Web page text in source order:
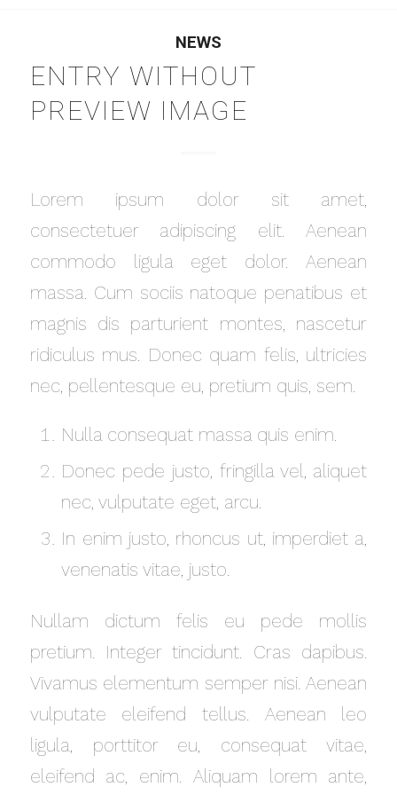
NEWS
ENTRY WITHOUT
PREVIEW IMAGE
Lorem ipsum dolor sit amet,
consectetuer adipiscing elit. Aenean
commodo ligula eget dolor. Aenean
massa. Cum sociis natoque penatibus et
magnis dis parturient montes, nascetur
ridiculus mus. Donec quam felis, ultricies
nec, pellentesque eu, pretium quis, sem.
Nulla consequat massa quis enim.
Donec pede justo, fringilla vel, aliquet
nec, vulputate eget, arcu.
In enim justo, rhoncus ut, imperdiet a,
venenatis vitae, justo.
Nullam dictum felis eu pede mollis
pretium. Integer tincidunt. Cras dapibus.
Vivamus elementum semper nisi. Aenean
vulputate eleifend tellus. Aenean leo
ligula, porttitor eu, consequat vitae,
eleifend ac, enim. Aliquam lorem ante,